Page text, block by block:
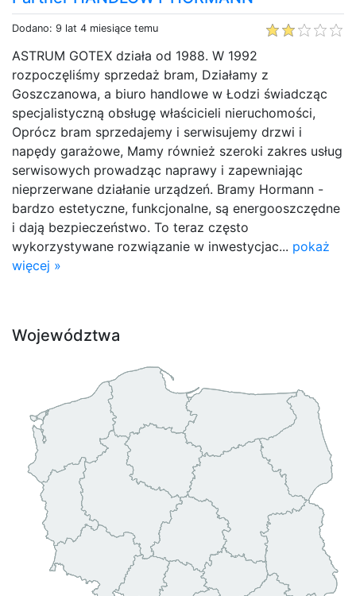
Dodano: 9 lat 4 miesiące temu
ASTRUM GOTEX działa od 1988. W 1992
rozpoczęliśmy sprzedaż bram, Działamy z
Goszczanowa, a biuro handlowe w Łodzi świadcząc
specjalistyczną obsługę właścicieli nieruchomości,
Oprócz bram sprzedajemy i serwisujemy drzwi i
napędy garażowe, Mamy również szeroki zakres usług
serwisowych prowadząc naprawy i zapewniając
nieprzerwane działanie urządzeń. Bramy Hormann -
bardzo estetyczne, funkcjonalne, są energooszczędne
i dają bezpieczeństwo. To teraz często
wykorzystywane rozwiązanie w inwestycjac... pokaż
więcej »
Województwa